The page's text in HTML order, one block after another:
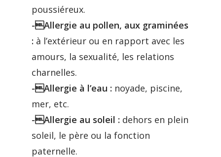
poussiéreux.
-Allergie au pollen, aux graminées
: à l’extérieur ou en rapport avec les
amours, la sexualité, les relations
charnelles.
-Allergie à l’eau : noyade, piscine,
mer, etc.
-Allergie au soleil : dehors en plein
soleil, le père ou la fonction
paternelle.